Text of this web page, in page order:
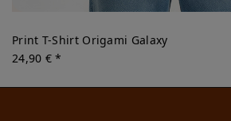
Print T-Shirt Origami Galaxy
24,90 € *